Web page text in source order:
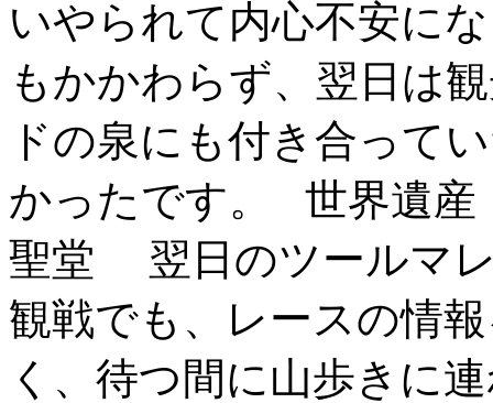
いやられて内心不安に
もかかわらず、翌日は
ドの泉にも付き合って
かったです。 世界遺
聖堂 翌日のツールマ
観戦でも、レースの情
く、待つ間に山歩きに